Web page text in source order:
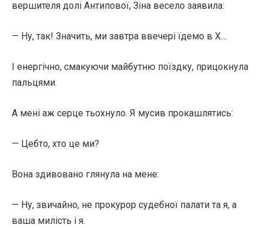
вершителя долі Антипової, Зіна весело заявила:
— Ну, так! Значить, ми завтра ввечері їдемо в X…
І енергічно, смакуючи майбутню поїздку, прицокнула
пальцями.
А мені аж серце тьохнуло. Я мусив прокашлятись:
— Цебто, хто це ми?
Вона здивовано глянула на мене:
— Ну, звичайно, не прокурор судебної палати та я, а
ваша милість і я.